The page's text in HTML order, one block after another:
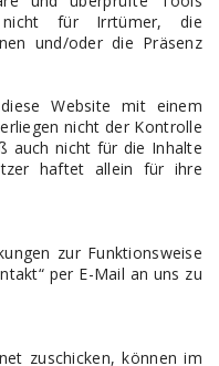
nicht für Irrtümer, die
und/oder die Präsenz
Website mit einem
nicht der Kontrolle
auch nicht für die Inhalte
haftet allein für ihre
zur Funktionsweise
per E-Mail an uns zu
zuschicken, können im